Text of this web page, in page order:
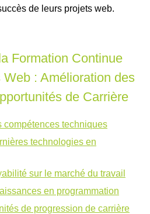
de leurs projets web.
Formation Continue
: Amélioration des
de Carrière
compétences techniques
technologies en
sur le marché du travail
en programmation
de progression de carrière